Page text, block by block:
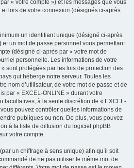
« votre compte ») et les messages que vous
lors de votre connexion (désignés ci-après
un identifiant unique (désigné ci-après
et un mot de passe personnel vous permettant
(désigné ci-après par « votre mot de
personnelle. Les informations de votre
sont protégées par les lois de protection des
qui héberge notre serveur. Toutes les
nom d’utilisateur, de votre mot de passe et de
par « EXCEL-ONLINE » durant votre
facultatives, à la seule discrétion de « EXCEL-
pouvez contrôler quelles informations de
publiques ou non. De plus, vous pouvez
à la liste de diffusion du logiciel phpBB
votre compte.
un chiffrage à sens unique) afin qu’il soit
de ne pas utiliser le même mot de